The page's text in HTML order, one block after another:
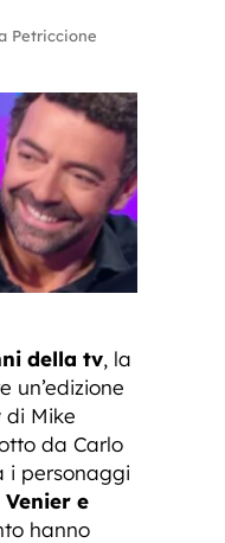
Petriccione
della tv, la
un’edizione
di Mike
da Carlo
i personaggi
Venier e
hanno